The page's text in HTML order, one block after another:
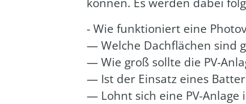
- Wie funk­tio­niert eine
— Wel­che Dach­flä­chen sind
— Wie groß soll­te die PV-
— Ist der Ein­satz eines
— Lohnt sich eine PV-